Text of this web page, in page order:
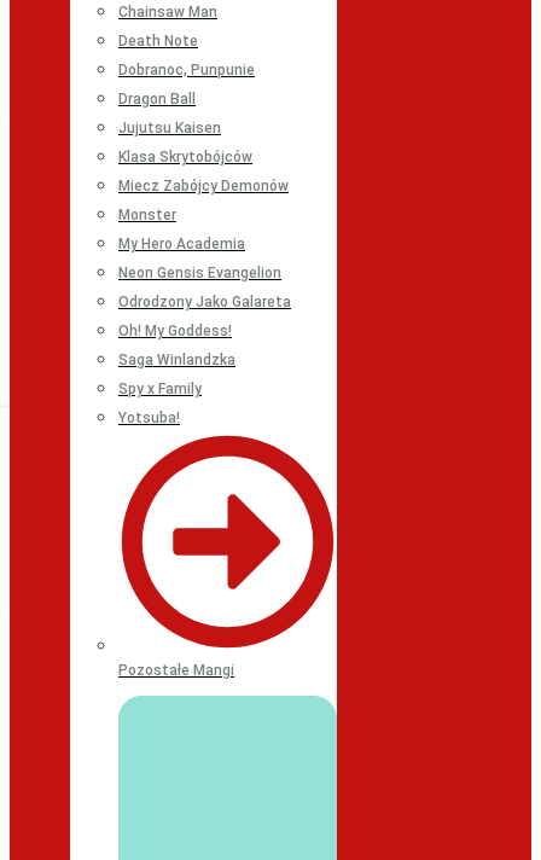
Chainsaw Man
Death Note
Dobranoc, Punpunie
Dragon Ball
Jujutsu Kaisen
Klasa Skrytobójców
Miecz Zabójcy Demonów
Monster
My Hero Academia
Neon Gensis Evangelion
Odrodzony Jako Galareta
Oh! My Goddess!
Saga Winlandzka
Spy x Family
Yotsuba!
Pozostałe Mangi